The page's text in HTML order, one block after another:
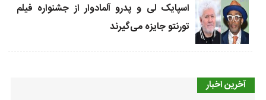
اسپایک لی و پدرو آلمادوار از جشنواره فیلم
تورنتو جایزه می‌گیرند
آخرین اخبار